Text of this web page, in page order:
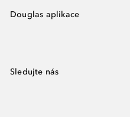
Douglas aplikace
Sledujte nás